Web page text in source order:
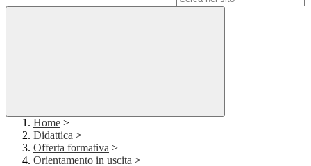
Home >
Didattica >
Offerta formativa >
Orientamento in uscita >